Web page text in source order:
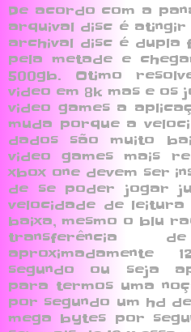
De acordo com a
arquival disc é
archival disc é dupla
pela metade e
500gb. Otimo
video em 8k mas e os
video games a
muda porque a
dados são muito
video games mais
xbox one devem ser
de se poder jogar
velocidade de
baixa, mesmo o blu
transferência
aproximadamente
segundo ou seja
para termos uma
por segundo um hd
mega bytes por